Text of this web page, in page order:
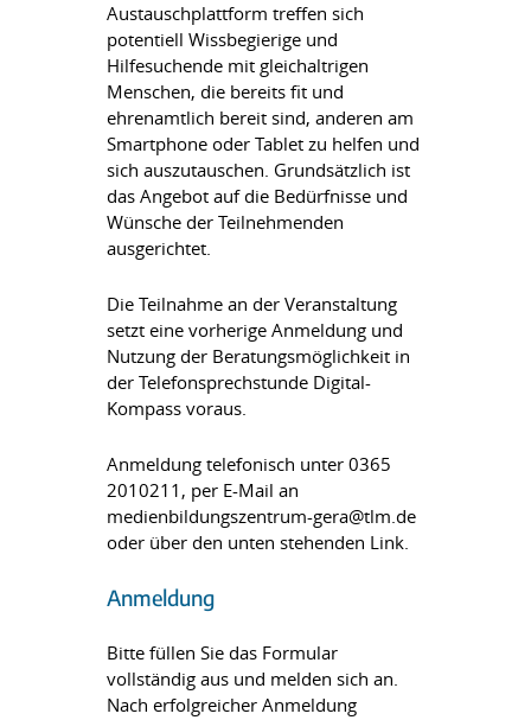
Austauschplattform treffen sich
potentiell Wissbegierige und
Hilfesuchende mit gleichaltrigen
Menschen, die bereits fit und
ehrenamtlich bereit sind, anderen am
Smartphone oder Tablet zu helfen und
sich auszutauschen. Grundsätzlich ist
das Angebot auf die Bedürfnisse und
Wünsche der Teilnehmenden
ausgerichtet.
Die Teilnahme an der Veranstaltung
setzt eine vorherige Anmeldung und
Nutzung der Beratungsmöglichkeit in
der Telefonsprechstunde Digital-
Kompass voraus.
Anmeldung telefonisch unter 0365
2010211, per E-Mail an
medienbildungszentrum-gera@tlm.de
oder über den unten stehenden Link.
Anmeldung
Bitte füllen Sie das Formular
vollständig aus und melden sich an.
Nach erfolgreicher Anmeldung